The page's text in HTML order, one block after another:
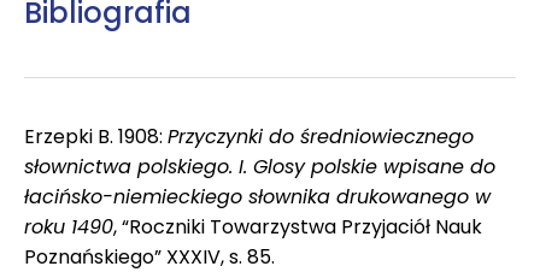
Bibliografia
Erzepki B. 1908: Przyczynki do średniowiecznego
słownictwa polskiego. I. Glosy polskie wpisane do
łacińsko-niemieckiego słownika drukowanego w
roku 1490, “Roczniki Towarzystwa Przyjaciół Nauk
Poznańskiego” XXXIV, s. 85.